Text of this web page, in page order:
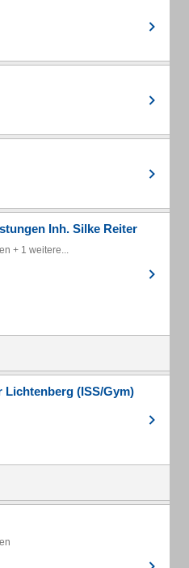
Inh. Silke Reiter
+ 1 weitere...
(ISS/Gym)